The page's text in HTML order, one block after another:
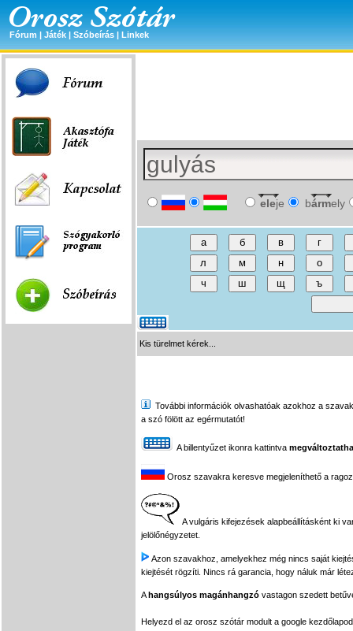
Fórum | Játék | Szóbeírás | Linkek
eleje bármely
Kis türelmet kérek...
További információk olvashatóak azokhoz a
a szó fölött az egérmutatót!
A billentyűzet ikonra kattintva
Orosz szavakra keresve megjeleníthető a
A vulgáris kifejezések alapbeállításként ki
jelölőnégyzetet.
Azon szavakhoz, amelyekhez még nincs saját
kiejtését rögzíti. Nincs rá garancia, hogy náluk már
Ahangsúlyos magánhangzó vastagon szedett
Helyezd el az orosz szótár modult a google